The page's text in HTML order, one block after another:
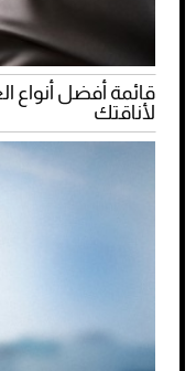
قائمة أفضل أنواع
لأناقتك